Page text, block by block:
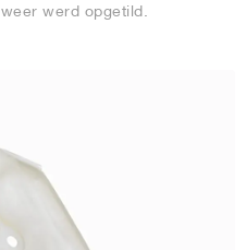
werd opgetild.